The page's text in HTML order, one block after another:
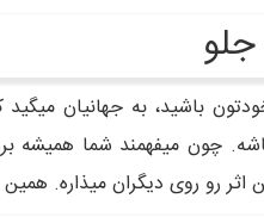
جلو
باشید، به جهانیان
چون میفهمند شما همیشه
اثر رو روی دیگران میذاره.